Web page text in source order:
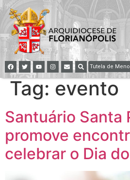
Tutela de
Tag: evento
Santuário Santa
promove
celebrar o Dia